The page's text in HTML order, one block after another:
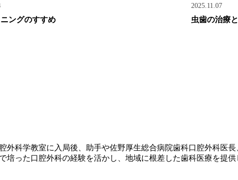
ングのすすめ
2025.11.07
虫歯の治療
外科学教室に入局後、助手や佐野厚生総合病院歯科口腔外科医
った口腔外科の経験を活かし、地域に根差した歯科医療を提供